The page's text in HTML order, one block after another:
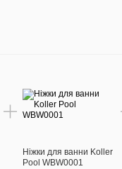
Ніжки для ванни Koller
Pool WBW0001